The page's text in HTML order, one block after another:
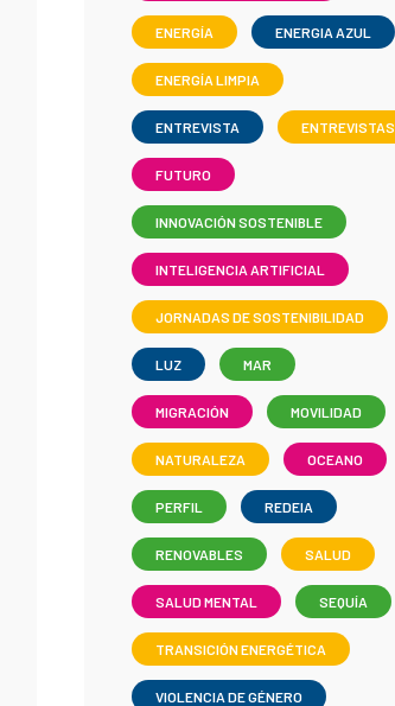
ENERGÍA ENERGIA AZUL
ENERGÍA LIMPIA
ENTREVISTA ENTREVISTAS
FUTURO
INNOVACIÓN SOSTENIBLE
INTELIGENCIA ARTIFICIAL
JORNADAS DE SOSTENIBILIDAD
LUZ MAR
MIGRACIÓN MOVILIDAD
NATURALEZA OCEANO
PERFIL REDEIA
RENOVABLES SALUD
SALUD MENTAL SEQUÍA
TRANSICIÓN ENERGÉTICA
VIOLENCIA DE GÉNERO